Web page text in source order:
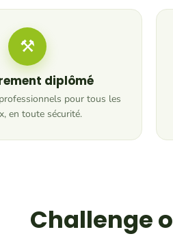
⚒
diplômé
pour tous les
en toute sécurité.
Challenge